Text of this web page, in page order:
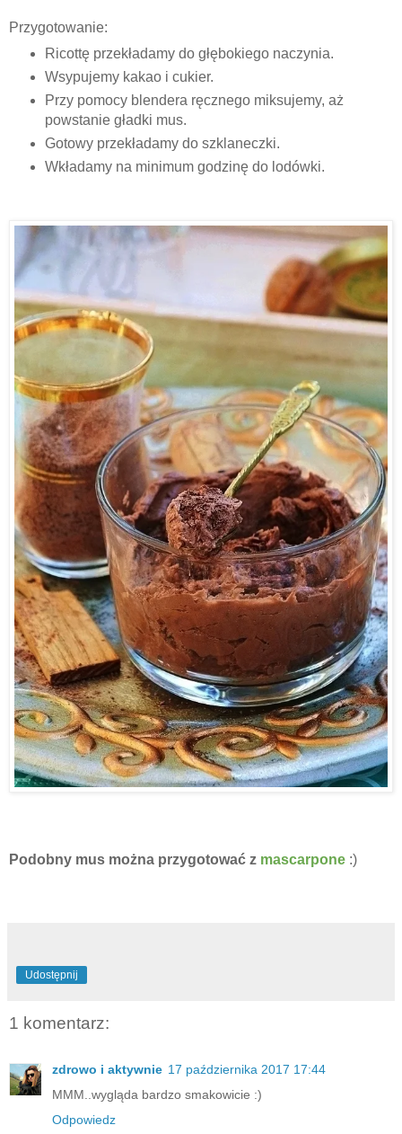
Przygotowanie:
Ricottę przekładamy do głębokiego naczynia.
Wsypujemy kakao i cukier.
Przy pomocy blendera ręcznego miksujemy, aż
powstanie gładki mus.
Gotowy przekładamy do szklaneczki.
Wkładamy na minimum godzinę do lodówki.
Podobny mus można przygotować z mascarpone :)
Udostępnij
1 komentarz:
zdrowo i aktywnie 17 października 2017 17:44
MMM..wygląda bardzo smakowicie :)
Odpowiedz